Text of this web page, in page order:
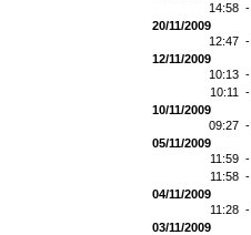
14:58 -
20/11/2009
12:47 -
12/11/2009
10:13 -
10:11 -
10/11/2009
09:27 -
05/11/2009
11:59 -
11:58 -
04/11/2009
11:28 -
03/11/2009